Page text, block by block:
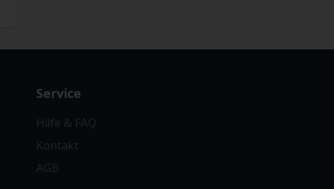
Service
Hilfe & FAQ
Kontakt
AGB